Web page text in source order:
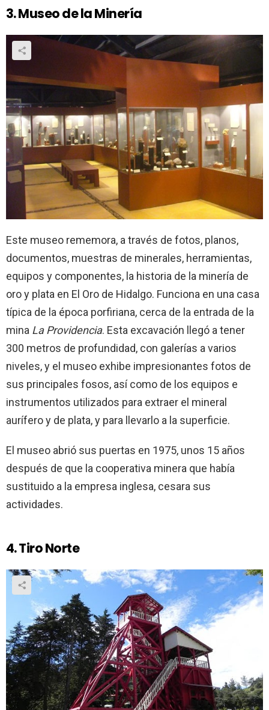
3. Museo de la Minería
Este museo rememora, a través de fotos, planos,
documentos, muestras de minerales, herramientas,
equipos y componentes, la historia de la minería de
oro y plata en El Oro de Hidalgo. Funciona en una casa
típica de la época porfiriana, cerca de la entrada de la
mina La Providencia. Esta excavación llegó a tener
300 metros de profundidad, con galerías a varios
niveles, y el museo exhibe impresionantes fotos de
sus principales fosos, así como de los equipos e
instrumentos utilizados para extraer el mineral
aurífero y de plata, y para llevarlo a la superficie.
El museo abrió sus puertas en 1975, unos 15 años
después de que la cooperativa minera que había
sustituido a la empresa inglesa, cesara sus
actividades.
4. Tiro Norte